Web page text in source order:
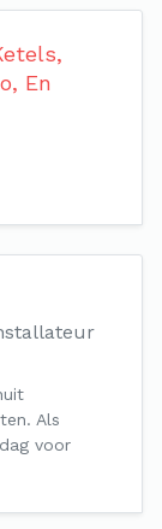
En
Als
voor